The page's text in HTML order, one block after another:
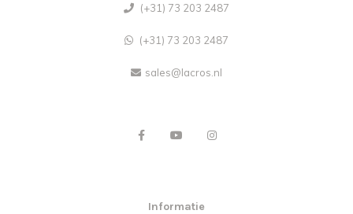
(+31) 73 203 2487
(+31) 73 203 2487
sales@lacros.nl
Informatie